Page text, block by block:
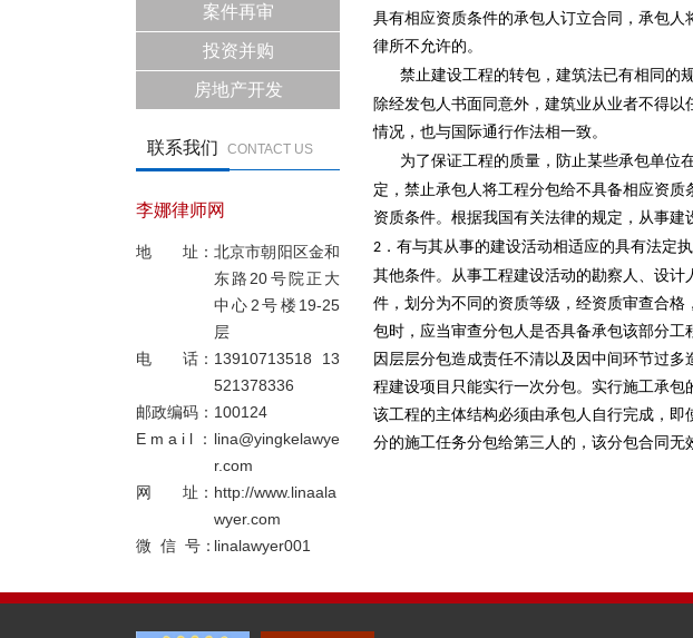
案件再审
投资并购
房地产开发
联系我们 CONTACT US
李娜律师网
地 址： 北京市朝阳区金和
东路20号院正大
中心2号楼19-25
层
电 话： 13910713518 13
521378336
邮政编码： 100124
E m a i l ： lina@yingkelawye
r.com
网 址： http://www.linaala
wyer.com
微 信 号：linalawyer001
具有相应资质条件的承包人订立合同，承包
律所不允许的。
禁止建设工程的转包，建筑法已有相同的
除经发包人书面同意外，建筑业从业者不得
情况，也与国际通行作法相一致。
为了保证工程的质量，防止某些承包单位
定，禁止承包人将工程分包给不具备相应资
资质条件。根据我国有关法律的规定，从事
2 ．有与其从事的建设活动相适应的具有法定
其他条件。从事工程建设活动的勘察人、设
件，划分为不同的资质等级，经资质审查合
包时，应当审查分包人是否具备承包该部分
因层层分包造成责任不清以及因中间环节过
程建设项目只能实行一次分包。实行施工承
该工程的主体结构必须由承包人自行完成，
分的施工任务分包给第三人的，该分包合同无